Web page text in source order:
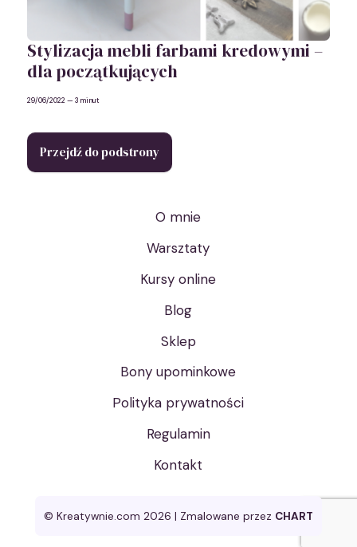
Stylizacja mebli farbami kredowymi –
dla początkujących
29/06/2022— 3 minut
Przejdź do podstrony
O mnie
Warsztaty
Kursy online
Blog
Sklep
Bony upominkowe
Polityka prywatności
Regulamin
Kontakt
© Kreatywnie.com 2026 | Zmalowane przez CHART